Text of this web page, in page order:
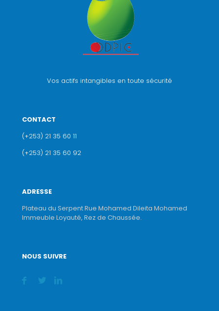
Vos actifs intangibles en toute sécurité
CONTACT
(+253) 21 35 60 11
(+253) 21 35 60 92
ADRESSE
Plateau du Serpent Rue Mohamed Dileita Mohamed
Immeuble Loyauté, Rez de Chaussée.
NOUS SUIVRE